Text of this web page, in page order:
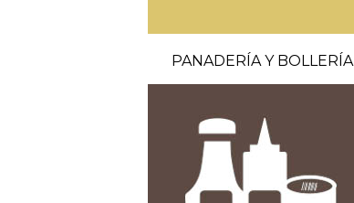
PANADERÍA Y BOLLERÍA